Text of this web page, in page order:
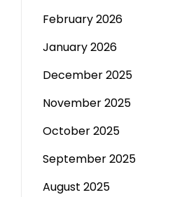
February 2026
January 2026
December 2025
November 2025
October 2025
September 2025
August 2025